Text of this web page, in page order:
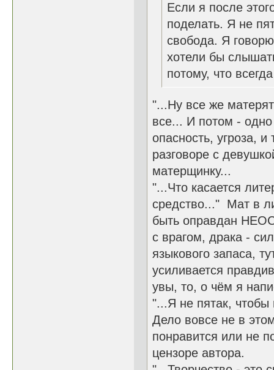
Если я после
поделать. Я не
свобода. Я говорю
хотели бы
потому, что
"...Ну все же
все... И потом - одно
опасность, угроза,
разговоре с
матерщинку...
"...Что касается
средство..." Мат в
быть оправдан
с врагом, драка -
языкового запаса,
усиливается
увы, то, о чём я
"...Я не пятак,
Дело вовсе не в
понравится или не
цензоре автора.